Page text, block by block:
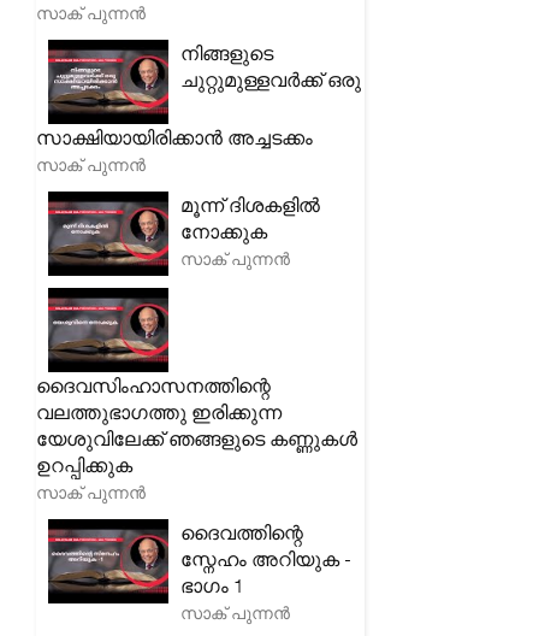
സാക് പുന്നൻ
നിങ്ങളുടെ
ചുറ്റുമുള്ളവർക്ക് ഒരു
സാക്ഷിയായിരിക്കാൻ അച്ചടക്കം
സാക് പുന്നൻ
മൂന്ന് ദിശകളിൽ
നോക്കുക
സാക് പുന്നൻ
ദൈവസിംഹാസനത്തിന്റെ
വലത്തുഭാഗത്തു ഇരിക്കുന്ന
യേശുവിലേക്ക് ഞങ്ങളുടെ കണ്ണുകൾ
ഉറപ്പിക്കുക
സാക് പുന്നൻ
ദൈവത്തിന്റെ
സ്നേഹം അറിയുക -
ഭാഗം 1
സാക് പുന്നൻ